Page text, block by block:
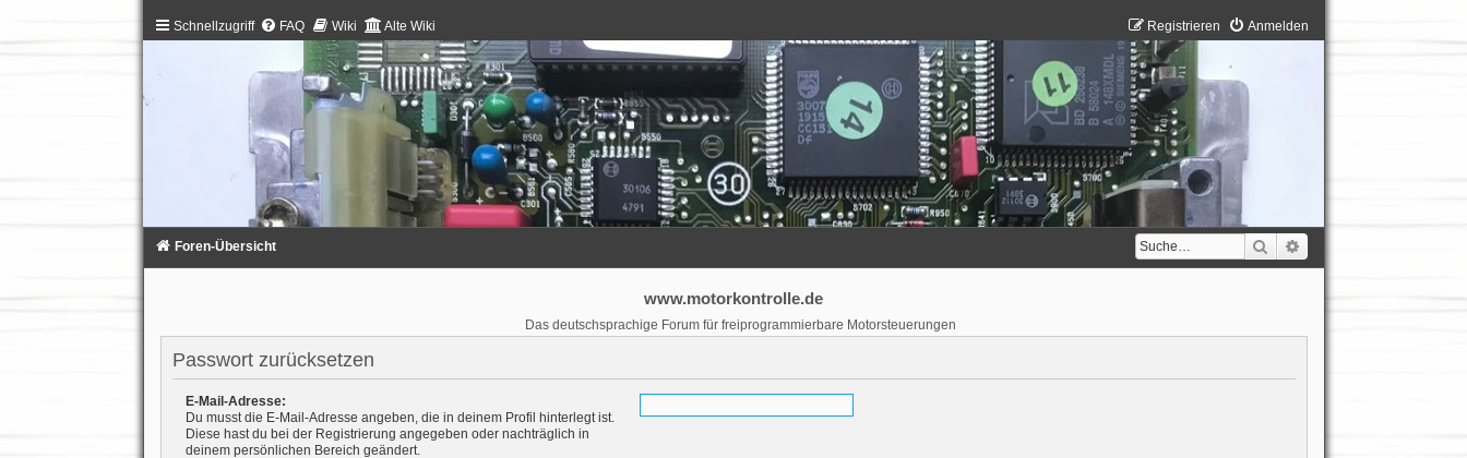
Schnellzugriff FAQ Wiki Alte Wiki Anmelden
Registrieren
Suche
Foren-Übersicht
www.motorkontrolle.de
Das deutschsprachige Forum für freiprogrammierbare Motorsteuerungen
Passwort zurücksetzen
E-Mail-Adresse:
Du musst die E-Mail-Adresse angeben, die in deinem Profil hinterlegt ist.
Diese hast du bei der Registrierung angegeben oder nachträglich in
deinem persönlichen Bereich geändert.